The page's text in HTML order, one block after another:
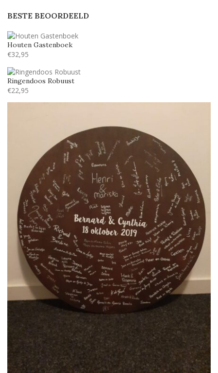
LillyBelle 30
Lucida handwriting
53
Monotype corosiva 53
Stea
Stencil 53
BESTE BEOORDEELD
Houten Gastenboek
€32,95
Ringendoos Robuust
€22,95